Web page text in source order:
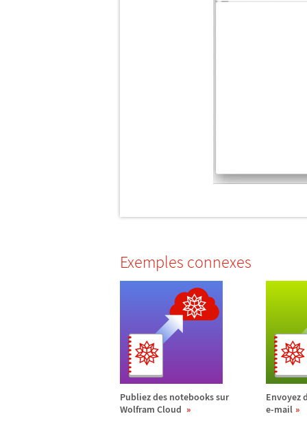
Exemples connexes
Publiez des notebooks sur
Wolfram Cloud
Envoyez
e-mail